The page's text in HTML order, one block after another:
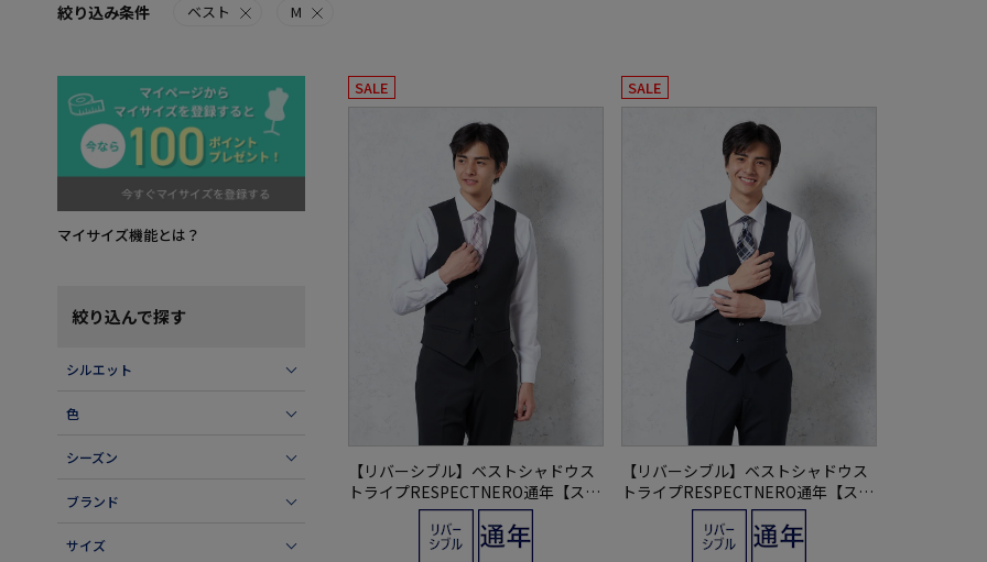
絞り込み条件 ベスト M
マイサイズ機能とは？
絞り込んで探す
シルエット
色
シーズン
ブランド
サイズ
SALE
【リバーシブル】ベストシャドウス
トライプRESPECTNERO通年【スリ
ムデザイン】
SALE
【リバーシブル】ベストシャドウス
トライプRESPECTNERO通年【スリ
ムデザイン】